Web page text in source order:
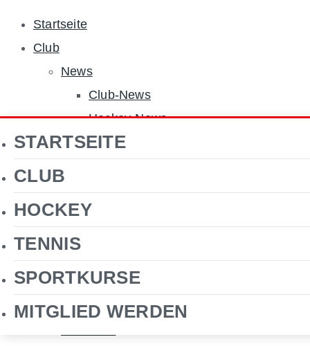
Startseite
Club
News
Club-News
Hockey-News
Tennis-News
Über uns
Jobs
Clubgelände
Gastronomie
Förderverein Hockey
Kontakt
STARTSEITE
CLUB
HOCKEY
TENNIS
SPORTKURSE
MITGLIED WERDEN